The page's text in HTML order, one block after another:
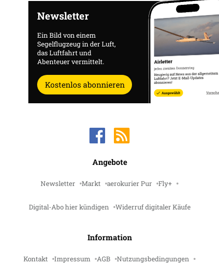
Newsletter
Ein Bild von einem
Segelflugzeug in der Luft,
das Luftfahrt und
Abenteuer vermittelt.
Kostenlos abonnieren
Angebote
Newsletter Markt aerokurier Pur Fly+
Digital-Abo hier kündigen Widerruf digitaler Käufe
Information
Kontakt Impressum AGB Nutzungsbedingungen